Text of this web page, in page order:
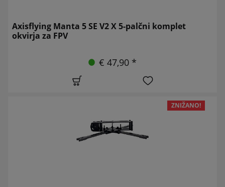
Axisflying Manta 5 SE V2 X 5-palčni komplet
okvirja za FPV
€ 47,90 *
ZNIŽANO!